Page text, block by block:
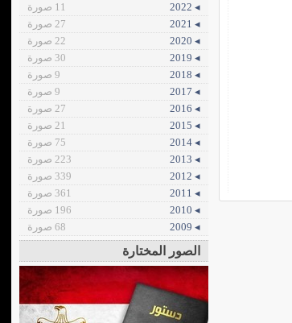
◂ 2022
11 صورة
◂ 2021
27 صورة
◂ 2020
22 صورة
◂ 2019
30 صورة
◂ 2018
9 صورة
◂ 2017
9 صورة
◂ 2016
27 صورة
◂ 2015
21 صورة
◂ 2014
75 صورة
◂ 2013
223 صورة
◂ 2012
339 صورة
◂ 2011
361 صورة
◂ 2010
196 صورة
◂ 2009
68 صورة
الصور المختارة